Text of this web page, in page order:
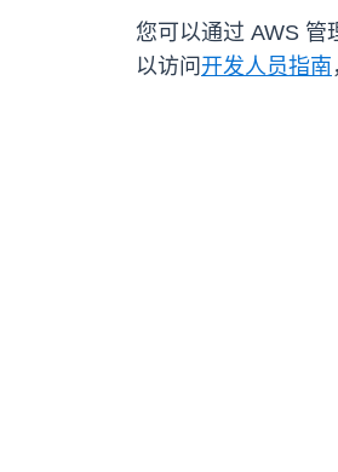
您可以通过 AWS 管
以访问 开发人员指南